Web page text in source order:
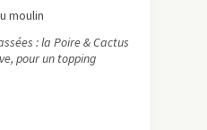
moulin
: la Poire & Cactus
pour un topping